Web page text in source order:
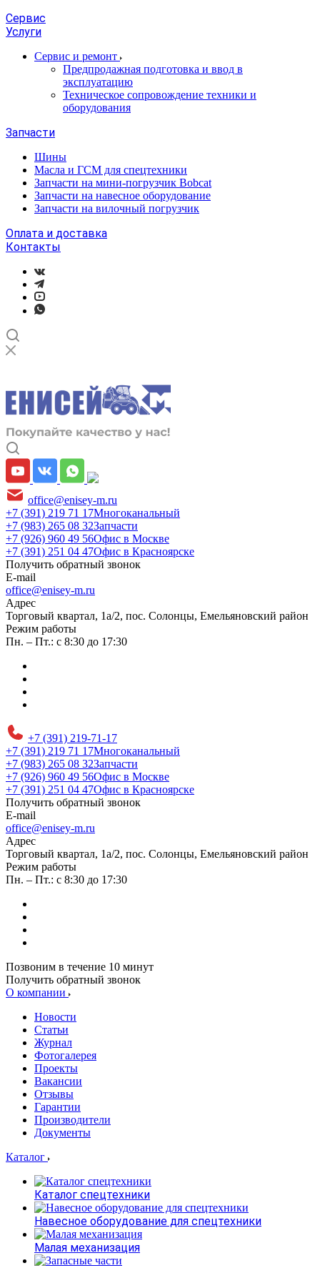
Сервис
Услуги
Сервис и ремонт
Предпродажная подготовка и ввод в
эксплуатацию
Техническое сопровождение техники и
оборудования
Запчасти
Шины
Масла и ГСМ для спецтехники
Запчасти на мини-погрузчик Bobcat
Запчасти на навесное оборудование
Запчасти на вилочный погрузчик
Оплата и доставка
Контакты
office@enisey-m.ru
+7 (391) 219 71 17Многоканальный
+7 (983) 265 08 32Запчасти
+7 (926) 960 49 56Офис в Москве
+7 (391) 251 04 47Офис в Красноярске
Получить обратный звонок
E-mail
office@enisey-m.ru
Адрес
​Торговый квартал, 1а/2, пос. Солонцы, Емельяновский район
Режим работы
Пн. – Пт.: с 8:30 до 17:30
+7 (391) 219-71-17
+7 (391) 219 71 17Многоканальный
+7 (983) 265 08 32Запчасти
+7 (926) 960 49 56Офис в Москве
+7 (391) 251 04 47Офис в Красноярске
Получить обратный звонок
E-mail
office@enisey-m.ru
Адрес
​Торговый квартал, 1а/2, пос. Солонцы, Емельяновский район
Режим работы
Пн. – Пт.: с 8:30 до 17:30
Позвоним в течение 10 минут
Получить обратный звонок
О компании
Новости
Статьи
Журнал
Фотогалерея
Проекты
Вакансии
Отзывы
Гарантии
Производители
Документы
Каталог
Каталог спецтехники
Навесное оборудование для спецтехники
Малая механизация